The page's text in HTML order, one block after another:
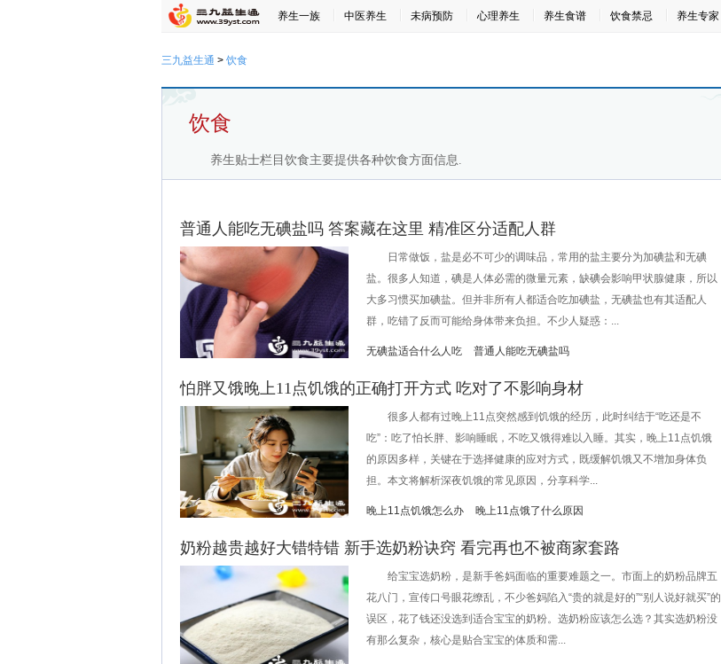
养生一族 中医养生 未病预防 心理养生 养生食谱 饮食禁忌 养生专家
三九益生通 > 饮食
饮食
养生贴士栏目饮食主要提供各种饮食方面信息.
普通人能吃无碘盐吗 答案藏在这里 精准区分适配人群
日常做饭，盐是必不可少的调味品，常用的盐主要分为加碘盐和无碘
盐。很多人知道，碘是人体必需的微量元素，缺碘会影响甲状腺健康，所以
大多习惯买加碘盐。但并非所有人都适合吃加碘盐，无碘盐也有其适配人
群，吃错了反而可能给身体带来负担。不少人疑惑：...
无碘盐适合什么人吃 普通人能吃无碘盐吗
怕胖又饿晚上11点饥饿的正确打开方式 吃对了不影响身材
很多人都有过晚上11点突然感到饥饿的经历，此时纠结于“吃还是不
吃”：吃了怕长胖、影响睡眠，不吃又饿得难以入睡。其实，晚上11点饥饿
的原因多样，关键在于选择健康的应对方式，既缓解饥饿又不增加身体负
担。本文将解析深夜饥饿的常见原因，分享科学...
晚上11点饥饿怎么办 晚上11点饿了什么原因
奶粉越贵越好大错特错 新手选奶粉诀窍 看完再也不被商家套路
给宝宝选奶粉，是新手爸妈面临的重要难题之一。市面上的奶粉品牌五
花八门，宣传口号眼花缭乱，不少爸妈陷入“贵的就是好的”“别人说好就买”的
误区，花了钱还没选到适合宝宝的奶粉。选奶粉应该怎么选？其实选奶粉没
有那么复杂，核心是贴合宝宝的体质和需...